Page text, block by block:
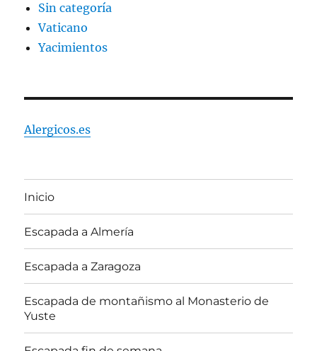
Sin categoría
Vaticano
Yacimientos
Alergicos.es
Inicio
Escapada a Almería
Escapada a Zaragoza
Escapada de montañismo al Monasterio de
Yuste